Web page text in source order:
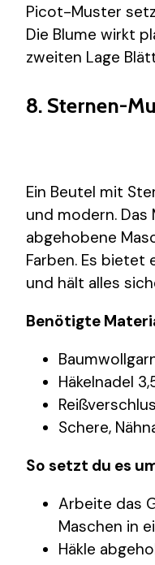
Picot-Muster
Die Blume wirkt
zweiten Lage
8. Sternen-
Ein Beutel mit
und modern.
abgehobene
Farben. Es bietet
und hält alles
Benötigte
Häkelnadel
Schere,
So setzt du es
Arbeite das
Maschen in
Häkle